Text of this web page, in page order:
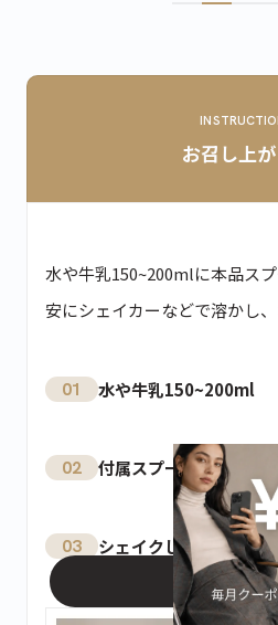
カートに入
お召し上
水や牛乳150~200mlに本品ス
安にシェイカーなどで溶かし
01 水や牛乳150~200ml
02 付属スプーンですり切り
03 シェイクして溶かす